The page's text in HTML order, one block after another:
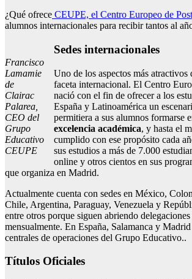
¿Qué ofrece CEUPE, el Centro Europeo de
alumnos internacionales para recibir tantos al
Francisco
Lamamie
de
Clairac
Palarea,
CEO del
Grupo
Educativo
CEUPE
Sedes internacionales
Uno de los aspectos más atractivos
faceta internacional. El Centro
nació con el fin de ofrecer a los
España y Latinoamérica un
permitiera a sus alumnos formarse
excelencia académica, y hasta el
cumplido con ese propósito cada
sus estudios a más de 7.000
online y otros cientos en sus
que organiza en Madrid.
Actualmente cuenta con sedes en México,
Chile, Argentina, Paraguay, Venezuela y
entre otros porque siguen abriendo delegaciones
mensualmente. En España, Salamanca y
centrales de operaciones del Grupo Educativo..
Títulos Oficiales